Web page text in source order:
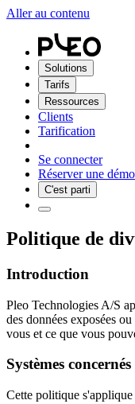
Aller au contenu
Solutions
Tarifs
Ressources
Clients
Tarification
Se connecter
Réserver une démo
C'est parti
Politique de
Introduction
Pleo Technologies A/S
des données exposées
vous et ce que vous
Systèmes concernés
Cette politique